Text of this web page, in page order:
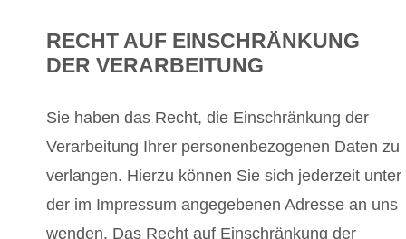
RECHT AUF EINSCHRÄNKUNG
DER VERARBEITUNG
Sie haben das Recht, die Einschränkung der
Verarbeitung Ihrer personenbezogenen Daten zu
verlangen. Hierzu können Sie sich jederzeit unter
der im Impressum angegebenen Adresse an uns
wenden. Das Recht auf Einschränkung der